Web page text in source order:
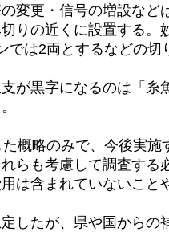
変更・信号の増設など
りの近くに設置する。
は2両とするなどの切
が黒字になるのは「糸
概略のみで、今後実施
らも考慮して調査する
は含まれていないこと
したが、県や国からの